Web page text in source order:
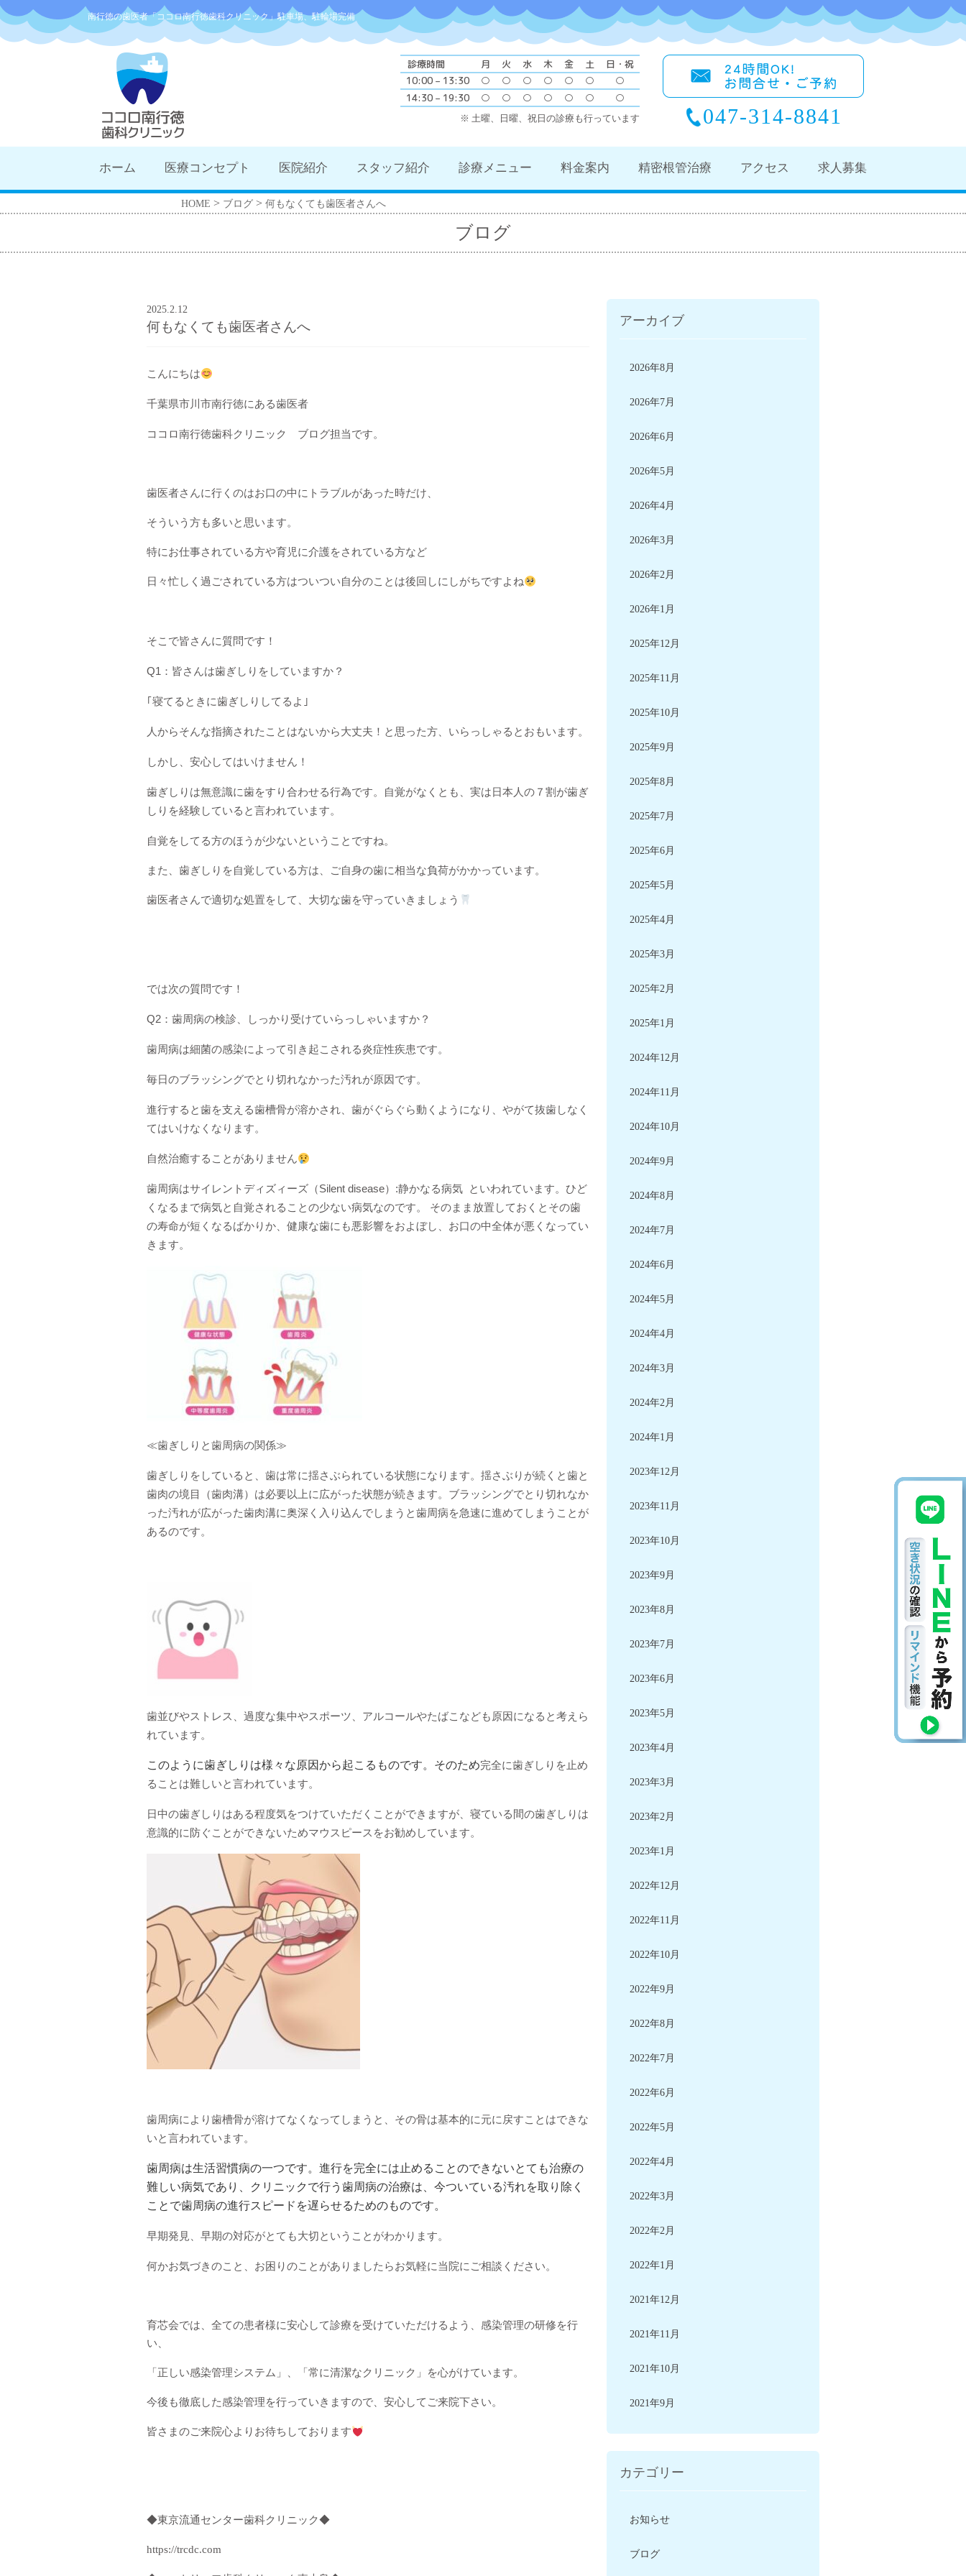
南行徳の歯医者「ココロ南行徳歯科クリニック」駐車場、駐輪場完備
診療時間 月 火 水 木 金 土
日・祝
10:00 – 13:30
○ ○ ○ ○ ○ ○
○
14:30 – 19:30
○ ○ ○ ○ ○ ○ ○
※ 土曜、日曜、祝日の診療も行っています 047-314-8841
ホーム 医療コンセプト 医院紹介 スタッフ紹介 診療メニュー 料金案内 精密根管治療 アクセス 求人募集
HOME > ブログ > 何もなくても歯医者さんへ
ブログ
2025.2.12
何もなくても歯医者さんへ
こんにちは
千葉県市川市南行徳にある歯医者
ココロ南行徳歯科クリニック ブログ担当です。
歯医者さんに行くのはお口の中にトラブルがあった時だけ、
そういう方も多いと思います。
特にお仕事されている方や育児に介護をされている方など
日々忙しく過ごされている方はついつい自分のことは後回しにしがちですよね
そこで皆さんに質問です！
Q1：皆さんは歯ぎしりをしていますか？
｢寝てるときに歯ぎしりしてるよ｣
人からそんな指摘されたことはないから大丈夫！と思った方、いらっしゃるとおもいます。
しかし、安心してはいけません！
歯ぎしりは無意識に歯をすり合わせる行為です。自覚がなくとも、実は日本人の７割が歯ぎ
しりを経験していると言われています。
自覚をしてる方のほうが少ないということですね。
また、歯ぎしりを自覚している方は、ご自身の歯に相当な負荷がかかっています。
歯医者さんで適切な処置をして、大切な歯を守っていきましょう
では次の質問です！
Q2：歯周病の検診、しっかり受けていらっしゃいますか？
歯周病は細菌の感染によって引き起こされる炎症性疾患です。
毎日のブラッシングでとり切れなかった汚れが原因です。
進行すると歯を支える歯槽骨が溶かされ、歯がぐらぐら動くようになり、やがて抜歯しなく
てはいけなくなります。
自然治癒することがありません
歯周病はサイレントディズィーズ（Silent disease）:静かなる病気 といわれています。ひど
くなるまで病気と自覚されることの少ない病気なのです。 そのまま放置しておくとその歯
の寿命が短くなるばかりか、健康な歯にも悪影響をおよぼし、お口の中全体が悪くなってい
きます。
≪歯ぎしりと歯周病の関係≫
歯ぎしりをしていると、歯は常に揺さぶられている状態になります。揺さぶりが続くと歯と
歯肉の境目（歯肉溝）は必要以上に広がった状態が続きます。ブラッシングでとり切れなか
った汚れが広がった歯肉溝に奥深く入り込んでしまうと歯周病を急速に進めてしまうことが
あるのです。
歯並びやストレス、過度な集中やスポーツ、アルコールやたばこなども原因になると考えら
れています。
このように歯ぎしりは様々な原因から起こるものです。そのため完全に歯ぎしりを止め
ることは難しいと言われています。
日中の歯ぎしりはある程度気をつけていただくことができますが、寝ている間の歯ぎしりは
意識的に防ぐことができないためマウスピースをお勧めしています。
歯周病により歯槽骨が溶けてなくなってしまうと、その骨は基本的に元に戻すことはできな
いと言われています。
歯周病は生活習慣病の一つです。進行を完全には止めることのできないとても治療の
難しい病気であり、
クリニックで行う歯周病の治療は、今ついている汚れを取り除く
ことで歯周病の進行スピードを遅らせるためのものです。
早期発見、早期の対応がとても大切ということがわかります。
何かお気づきのこと、お困りのことがありましたらお気軽に当院にご相談ください。
育芯会では、全ての患者様に安心して診療を受けていただけるよう、感染管理の研修を行
い、
「正しい感染管理システム」、「常に清潔なクリニック」を心がけています。
今後も徹底した感染管理を行っていきますので、安心してご来院下さい。
皆さまのご来院心よりお待ちしております
◆東京流通センター歯科クリニック◆
https://trcdc.com
アーカイブ
2026年8月
2026年7月
2026年6月
2026年5月
2026年4月
2026年3月
2026年2月
2026年1月
2025年12月
2025年11月
2025年10月
2025年9月
2025年8月
2025年7月
2025年6月
2025年5月
2025年4月
2025年3月
2025年2月
2025年1月
2024年12月
2024年11月
2024年10月
2024年9月
2024年8月
2024年7月
2024年6月
2024年5月
2024年4月
2024年3月
2024年2月
2024年1月
2023年12月
2023年11月
2023年10月
2023年9月
2023年8月
2023年7月
2023年6月
2023年5月
2023年4月
2023年3月
2023年2月
2023年1月
2022年12月
2022年11月
2022年10月
2022年9月
2022年8月
2022年7月
2022年6月
2022年5月
2022年4月
2022年3月
2022年2月
2022年1月
2021年12月
2021年11月
2021年10月
2021年9月
カテゴリー
お知らせ
ブログ